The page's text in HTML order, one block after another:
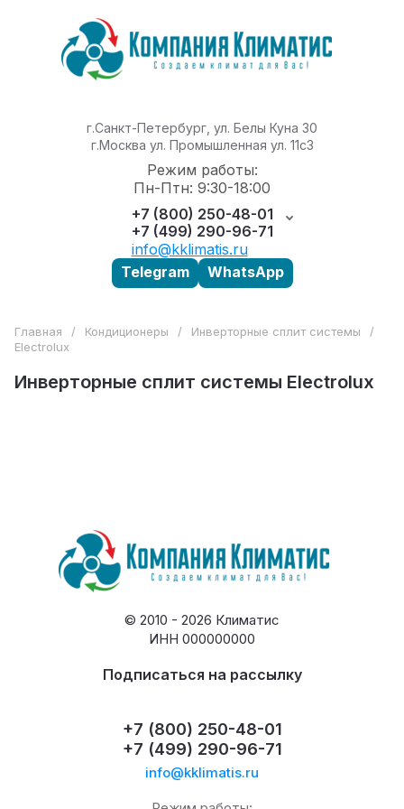
г.Санкт-Петербург, ул. Белы Куна 30
г.Москва ул. Промышленная ул. 11с3
Режим работы:
Пн-Птн: 9:30-18:00
+7 (800) 250-48-01
+7 (499) 290-96-71
info@kklimatis.ru
Telegram
WhatsApp
Главная / Кондиционеры / Инверторные сплит системы
/
Electrolux
Инверторные сплит системы Electrolux
© 2010 - 2026 Климатис
ИНН 000000000
Подписаться на рассылку
+7 (800) 250-48-01
+7 (499) 290-96-71
info@kklimatis.ru